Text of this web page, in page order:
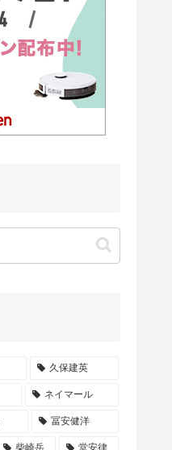
久保建英
ネイマール
冨安健洋
柴崎岳 堂安律